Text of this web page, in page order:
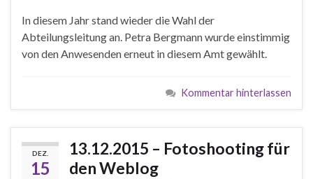
In diesem Jahr stand wieder die Wahl der
Abteilungsleitung an. Petra Bergmann wurde einstimmig
von den Anwesenden erneut in diesem Amt gewählt.
Kommentar hinterlassen
DEZ.
15
13.12.2015 – Fotoshooting für
den Weblog